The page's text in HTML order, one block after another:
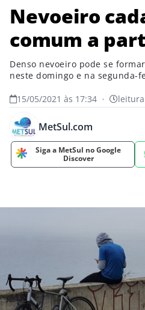
Nevoeiro
comum a
Denso nevoeiro pode se
neste domingo e na segunda-
15/05/2021 às 17:34 •
MetSul.com
Siga a MetSul no Google
Discover